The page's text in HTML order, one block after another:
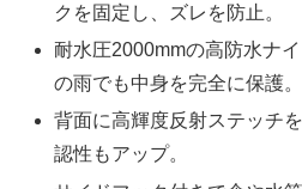
クを固定し、ズレを防止。
耐水圧2000mmの高防水ナ
の雨でも中身を完全に保護。
背面に高輝度反射ステッチ
認性もアップ。